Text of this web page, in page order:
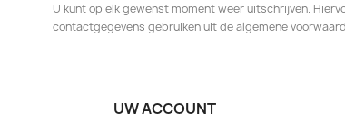
U kunt op elk gewenst moment weer uitschrijven.
contactgegevens gebruiken uit de algemene
UW ACCOUNT